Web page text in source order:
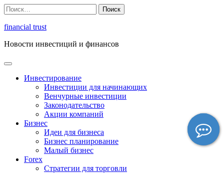
Перейти
к
содержимому
Найти:
financial trust
Новости инвестиций и финансов
Инвестирование
Инвестиции для начинающих
Венчурные инвестиции
Законодательство
Акции компаний
Бизнес
Идеи для бизнеса
Бизнес планирование
Малый бизнес
Forex
Стратегии для торговли